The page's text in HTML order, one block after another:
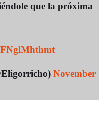
que la próxima
November